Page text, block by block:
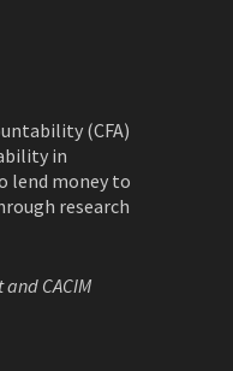
(CFA)
in
lend money to
research
and CACIM